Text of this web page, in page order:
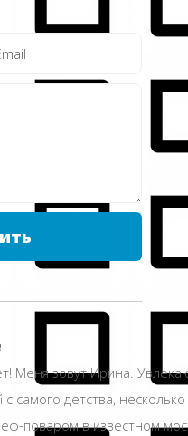
Меня зовут Ирина.
с самого детства,
поваром в известном